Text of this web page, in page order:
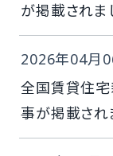
が掲載されま
2026年04月
全国賃貸住
事が掲載され